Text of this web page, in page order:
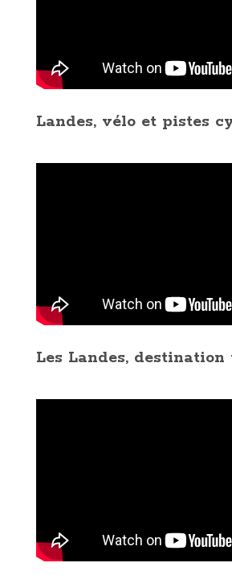
Landes, vélo et pistes
Les Landes, destination